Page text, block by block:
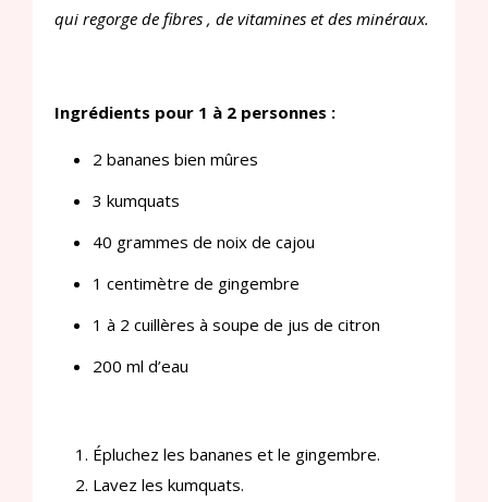
qui regorge de fibres , de vitamines et des minéraux.
Ingrédients pour 1 à 2 personnes :
2 bananes bien mûres
3 kumquats
40 grammes de noix de cajou
1 centimètre de gingembre
1 à 2 cuillères à soupe de jus de citron
200 ml d’eau
Épluchez les bananes et le gingembre.
Lavez les kumquats.